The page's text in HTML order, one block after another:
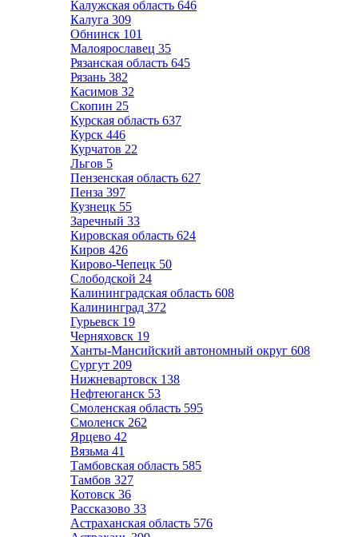
Калужская область 646
Калуга 309
Обнинск 101
Малоярославец 35
Рязанская область 645
Рязань 382
Касимов 32
Скопин 25
Курская область 637
Курск 446
Курчатов 22
Льгов 5
Пензенская область 627
Пенза 397
Кузнецк 55
Заречный 33
Кировская область 624
Киров 426
Кирово-Чепецк 50
Слободской 24
Калининградская область 608
Калининград 372
Гурьевск 19
Черняховск 19
Ханты-Мансийский автономный округ 608
Сургут 209
Нижневартовск 138
Нефтеюганск 53
Смоленская область 595
Смоленск 262
Ярцево 42
Вязьма 41
Тамбовская область 585
Тамбов 327
Котовск 36
Рассказово 33
Астраханская область 576